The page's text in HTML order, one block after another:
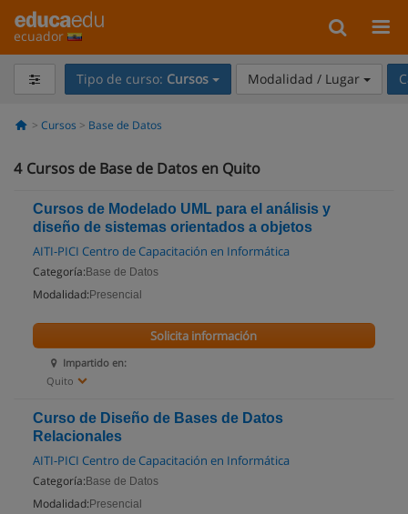
ecuador
Tipo de curso: Cursos Modalidad / Lugar
Cursos Base de Datos
4 Cursos de Base de Datos en Quito
Cursos de Modelado UML para el análisis y
diseño de sistemas orientados a objetos
AITI-PICI Centro de Capacitación en Informática
Categoría: Base de Datos
Modalidad: Presencial
Impartido en:
Quito
Solicita información
Curso de Diseño de Bases de Datos
Relacionales
AITI-PICI Centro de Capacitación en Informática
Categoría: Base de Datos
Modalidad: Presencial